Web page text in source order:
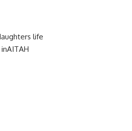
life
inAITAH